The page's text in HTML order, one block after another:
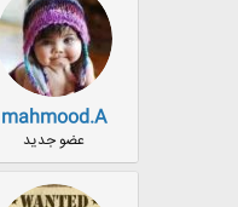
mahmood.A
عضو جدید